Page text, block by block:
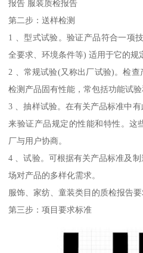
报告 服装质检报告
第二步：送样检测
1 、型式试验。验证产品符合一项
全要求、环境条件等) 适用于它的规
2 、常规试验(又称出厂试验)。检
检测产品固有性能，常包括功能试验
3 、抽样试验。在有关产品标准中
来验证产品规定的性能和特性。这
厂与用户协商。
4 、试验。可根据有关产品标准及
场对产品的多样化需求。
服饰、家纺、童装类目的质检报告
第三步：项目要求标准